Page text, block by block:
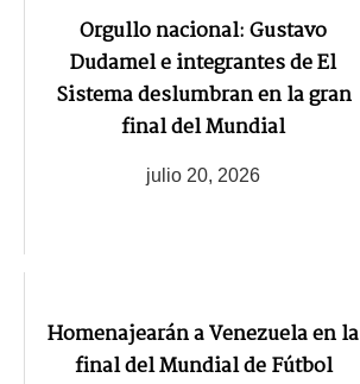
Orgullo nacional: Gustavo
Dudamel e integrantes de El
Sistema deslumbran en la gran
final del Mundial
julio 20, 2026
Homenajearán a Venezuela en la
final del Mundial de Fútbol